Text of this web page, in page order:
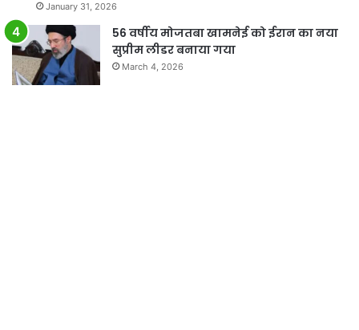
January 31, 2026
56 वर्षीय मोजतबा खामनेई को ईरान का नया
सुप्रीम लीडर बनाया गया
March 4, 2026